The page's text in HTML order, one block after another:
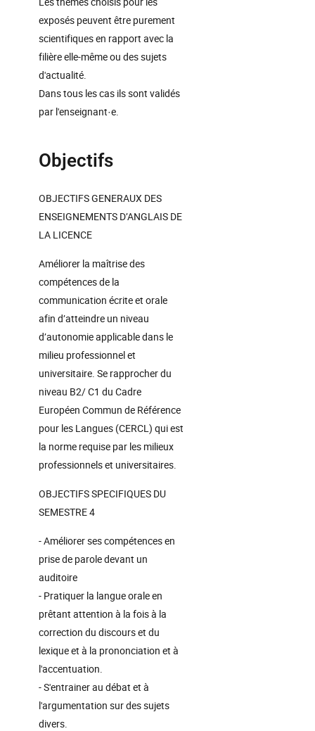
exposés peuvent être purement
scientifiques en rapport avec la
filière elle-même ou des sujets
d'actualité.
Dans tous les cas ils sont validés
par l'enseignant·e.
Objectifs
OBJECTIFS GENERAUX DES
ENSEIGNEMENTS D’ANGLAIS DE
LA LICENCE
Améliorer la maîtrise des
compétences de la
communication écrite et orale
afin d’atteindre un niveau
d’autonomie applicable dans le
milieu professionnel et
universitaire. Se rapprocher du
niveau B2/ C1 du Cadre
Européen Commun de Référence
pour les Langues (CERCL) qui est
la norme requise par les milieux
professionnels et universitaires.
OBJECTIFS SPECIFIQUES DU
SEMESTRE 4
- Améliorer ses compétences en
prise de parole devant un
auditoire
- Pratiquer la langue orale en
prêtant attention à la fois à la
correction du discours et du
lexique et à la prononciation et à
l'accentuation.
- S'entrainer au débat et à
l'argumentation sur des sujets
divers.